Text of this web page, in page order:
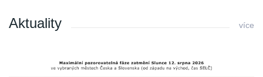
Aktuality více